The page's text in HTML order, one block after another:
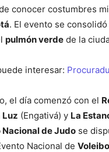
conocer costumbres
. El evento se
pulmón verde de la
interesar:
el día comenzó con el
Luz (Engativá) y La
de Judo se
Nacional de